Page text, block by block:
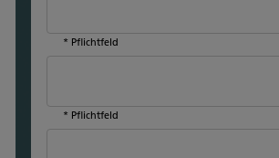
* Pflichtfeld
* Pflichtfeld